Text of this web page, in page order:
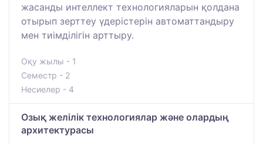
жасанды интеллект технологияларын қолдана
отырып зерттеу үдерістерін автоматтандыру
мен тиімділігін арттыру.
Оқу жылы - 1
Семестр - 2
Несиелер - 4
Озық желілік технологиялар және олардың
архитектурасы